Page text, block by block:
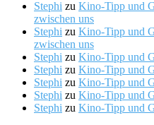
Stephi zu Kino-Tipp und
zwischen uns
Stephi zu Kino-Tipp und
zwischen uns
Stephi zu Kino-Tipp und
Stephi zu Kino-Tipp und
Stephi zu Kino-Tipp und
Stephi zu Kino-Tipp und
Stephi zu Kino-Tipp und